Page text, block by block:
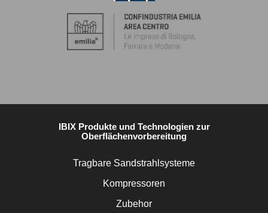
IBIX Produkte und Technologien zur
Oberflächenvorbereitung
Tragbare Sandstrahlsysteme
Kompressoren
Zubehor